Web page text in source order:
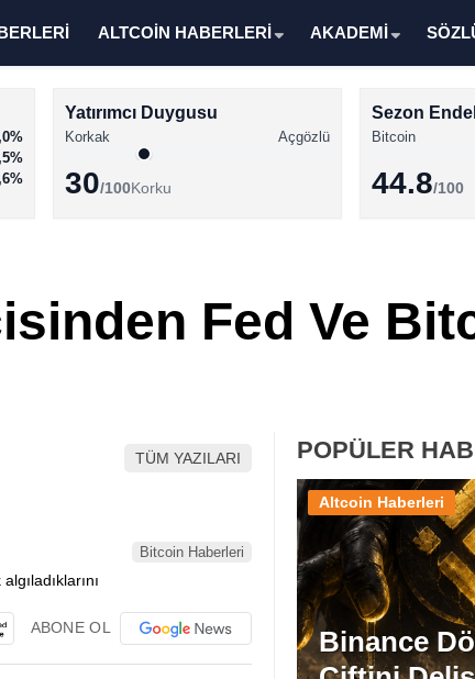
ALTCOİN HABERLERİ AKADEMİ
Yatırımcı Duygusu
Korkak Açgözlü
30/100Korku
Sezon
Bitcoin
44.8/100
Fed Ve
TÜM YAZILARI
Bitcoin Haberleri
ABONE OL
POPÜLER
Binance
Altcoin Haberleri